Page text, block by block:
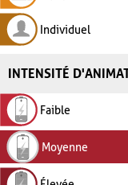
Individuel
INTENSITÉ
Faible
Moyenne